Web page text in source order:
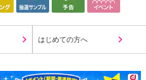
品については、商品の発送完了後、配送
示されない場合もございます。
】
商品の場合、商品によってご指定できる
はじめての方へ